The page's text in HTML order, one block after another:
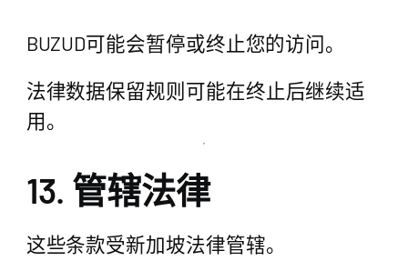
BUZUD可能会暂停或终止您的访问。
法律数据保留规则可能在终止后继续适
用。
13. 管辖法律
这些条款受新加坡法律管辖。